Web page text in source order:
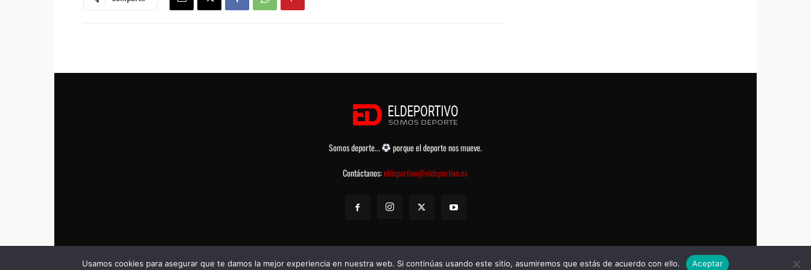
Somos deporte...
porque el deporte nos mueve.
Contáctanos:eldeportivo@eldeportivo.es
Usamos cookies para asegurar que te damos la mejor experiencia en nuestra web. Si continúas usando este sitio, asumiremos que estás de acuerdo con ello. Aceptar